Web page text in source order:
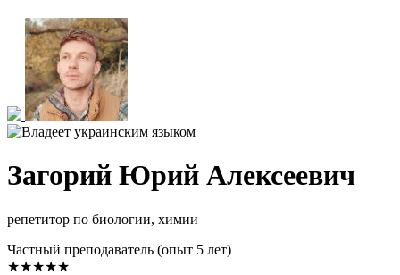
Загорий Юрий Алексеевич
репетитор по биологии, химии
Частный преподаватель (опыт 5 лет)
★★★★★